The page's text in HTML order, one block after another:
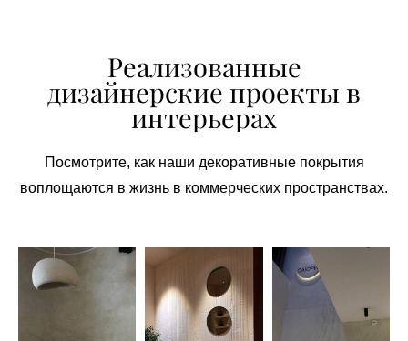
Реализованные
дизайнерские проекты в
интерьерах
Посмотрите, как наши декоративные покрытия
воплощаются в жизнь в коммерческих пространствах.